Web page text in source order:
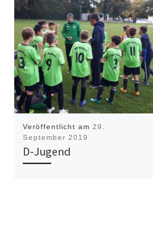
Veröffentlicht am 29.
September 2019
D-Jugend